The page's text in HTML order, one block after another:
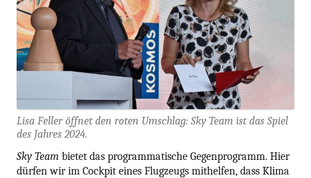
Lisa Feller öffnet den roten Umschlag: Sky Team ist das Spiel
des Jahres 2024.
Sky Team bietet das programmatische Gegenprogramm. Hier
dürfen wir im Cockpit eines Flugzeugs mithelfen, dass Klima